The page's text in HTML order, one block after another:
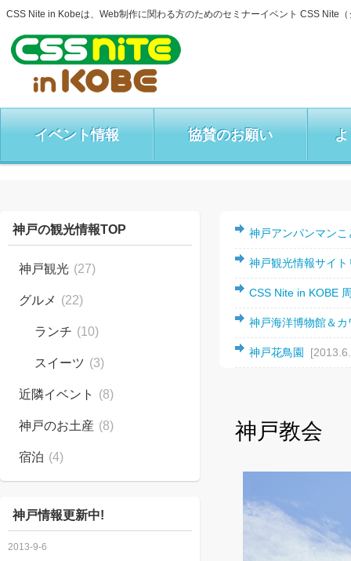
CSS Nite in Kobeは、Web制作に関わる方のためのセミナーイベント CSS Nite
イベント情報 協賛のお願い
神戸アンパンマン
神戸観光情報サイ
CSS Nite in KOBE
神戸海洋博物館＆
神戸花鳥園
須磨浦ロープウェ
伝説のMac修理店
神戸教会
500円で神戸夜景
神戸教会
神戸の観光情報TOP
神戸観光 (27)
グルメ (22)
ランチ (10)
スイーツ (3)
近隣イベント (8)
神戸のお土産 (8)
宿泊 (4)
神戸情報更新中!
2013-9-6